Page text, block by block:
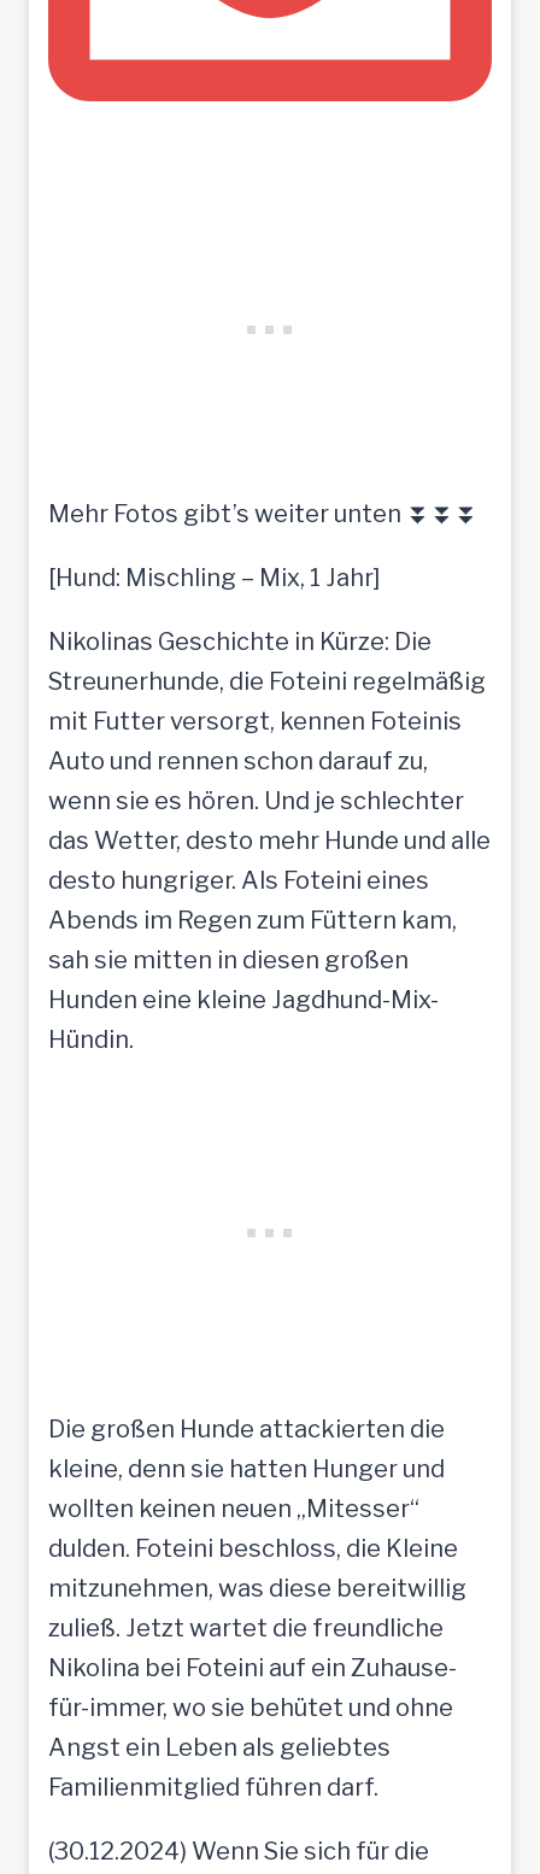
Mehr Fotos gibt’s weiter unten ⏬⏬⏬
[Hund: Mischling – Mix, 1 Jahr]
Nikolinas Geschichte in Kürze: Die
Streunerhunde, die Foteini regelmäßig
mit Futter versorgt, kennen Foteinis
Auto und rennen schon darauf zu,
wenn sie es hören. Und je schlechter
das Wetter, desto mehr Hunde und alle
desto hungriger. Als Foteini eines
Abends im Regen zum Füttern kam,
sah sie mitten in diesen großen
Hunden eine kleine Jagdhund-Mix-
Hündin.
Die großen Hunde attackierten die
kleine, denn sie hatten Hunger und
wollten keinen neuen „Mitesser“
dulden. Foteini beschloss, die Kleine
mitzunehmen, was diese bereitwillig
zuließ. Jetzt wartet die freundliche
Nikolina bei Foteini auf ein Zuhause-
für-immer, wo sie behütet und ohne
Angst ein Leben als geliebtes
Familienmitglied führen darf.
(30.12.2024) Wenn Sie sich für die